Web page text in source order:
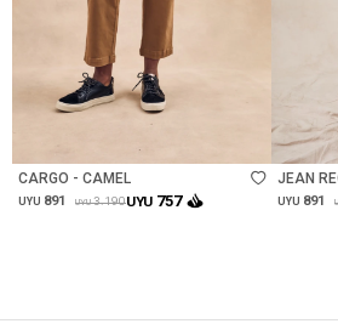
CARGO - CAMEL
UYU 891 UYU 3.190UYU 757
JEAN
UYU 891